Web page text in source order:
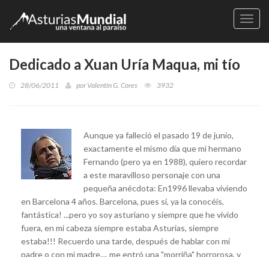
Dedicado a Xuan Uría Maqua, mi tío
28/06/2011 por Valentín G. Cores 3932
Aunque ya falleció el pasado 19 de junio,
exactamente el mismo día que mi hermano
Fernando (pero ya en 1988), quiero recordar
a este maravilloso personaje con una
pequeña anécdota: En1996 llevaba viviendo
en Barcelona 4 años. Barcelona, pues si, ya la conocéis,
fantástica! ...pero yo soy asturiano y siempre que he vivido
fuera, en mi cabeza siempre estaba Asturias, siempre
estaba!!! Recuerdo una tarde, después de hablar con mi
padre o con mi madre..., me entró una "morriña" horrorosa, y